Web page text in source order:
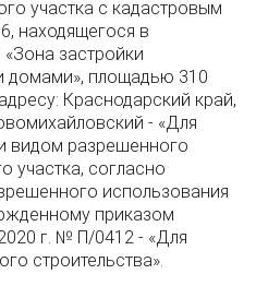
участка с кадастровым
находящегося в
застройки
домами», площадью 310
Краснодарский край,
- «Для
видом разрешенного
участка, согласно
использования
приказом
г. № П/0412 - «Для
строительства».